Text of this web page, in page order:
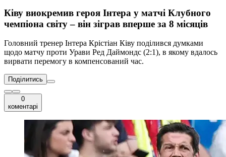
Ківу виокремив героя Інтера у матчі Клубного
чемпіона світу – він зіграв вперше за 8 місяців
Головний тренер Інтера Крістіан Ківу поділився думками
щодо матчу проти Урави Ред Даймондс (2:1), в якому вдалось
вирвати перемогу в компенсований час.
Поділитись
0
коментарі